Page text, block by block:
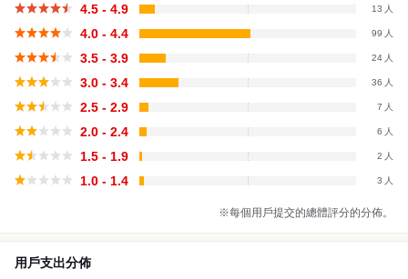
4.5 - 4.9 13
4.0 - 4.4 99
3.5 - 3.9 24
3.0 - 3.4 36
2.5 - 2.9 7
2.0 - 2.4 6
1.5 - 1.9 2
1.0 - 1.4 3
※每個用戶提交的總體評分的分佈。
用戶支出分佈